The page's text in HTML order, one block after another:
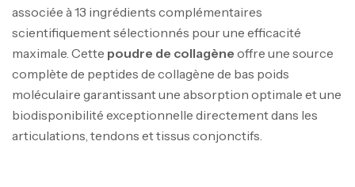
associée à 13 ingrédients complémentaires
scientifiquement sélectionnés pour une efficacité
maximale. Cette poudre de collagène offre une source
complète de peptides de collagène de bas poids
moléculaire garantissant une absorption optimale et une
biodisponibilité exceptionnelle directement dans les
articulations, tendons et tissus conjonctifs.